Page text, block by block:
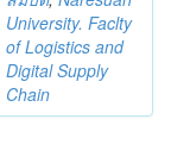
University. Faclty
of Logistics and
Digital Supply
Chain